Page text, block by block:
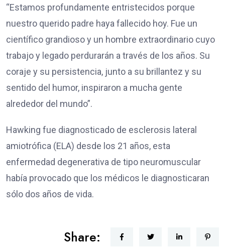
“Estamos profundamente entristecidos porque
nuestro querido padre haya fallecido hoy. Fue un
científico grandioso y un hombre extraordinario cuyo
trabajo y legado perdurarán a través de los años. Su
coraje y su persistencia, junto a su brillantez y su
sentido del humor, inspiraron a mucha gente
alrededor del mundo”.
Hawking fue diagnosticado de esclerosis lateral
amiotrófica (ELA) desde los 21 años, esta
enfermedad degenerativa de tipo neuromuscular
había provocado que los médicos le diagnosticaran
sólo dos años de vida.
Share: